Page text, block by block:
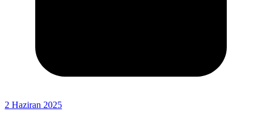
2 Haziran 2025